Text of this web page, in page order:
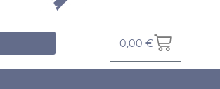
0,00€